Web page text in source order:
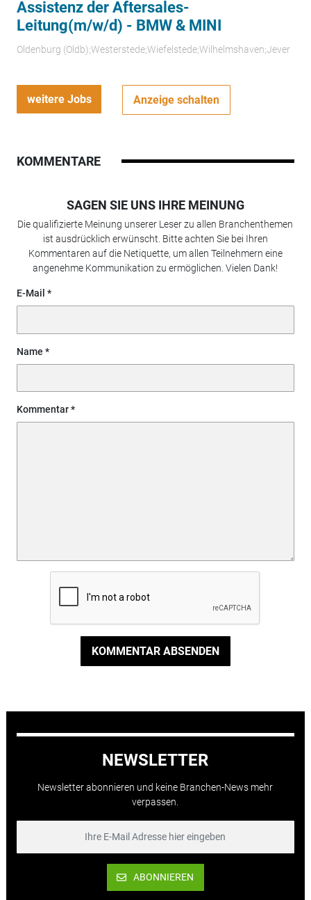
Assistenz der Aftersales-
Leitung(m/w/d) - BMW & MINI
Oldenburg (Oldb);Westerstede;Wiefelstede;Wilhelmshaven;Jever
weitere Jobs Anzeige schalten
KOMMENTARE
SAGEN SIE UNS IHRE MEINUNG
Die qualifizierte Meinung unserer Leser zu allen Branchenthemen
ist ausdrücklich erwünscht. Bitte achten Sie bei Ihren
Kommentaren auf die Netiquette, um allen Teilnehmern eine
angenehme Kommunikation zu ermöglichen. Vielen Dank!
E-Mail
Name
Kommentar
KOMMENTAR ABSENDEN
NEWSLETTER
Newsletter abonnieren und keine Branchen-News mehr
verpassen.
ABONNIEREN